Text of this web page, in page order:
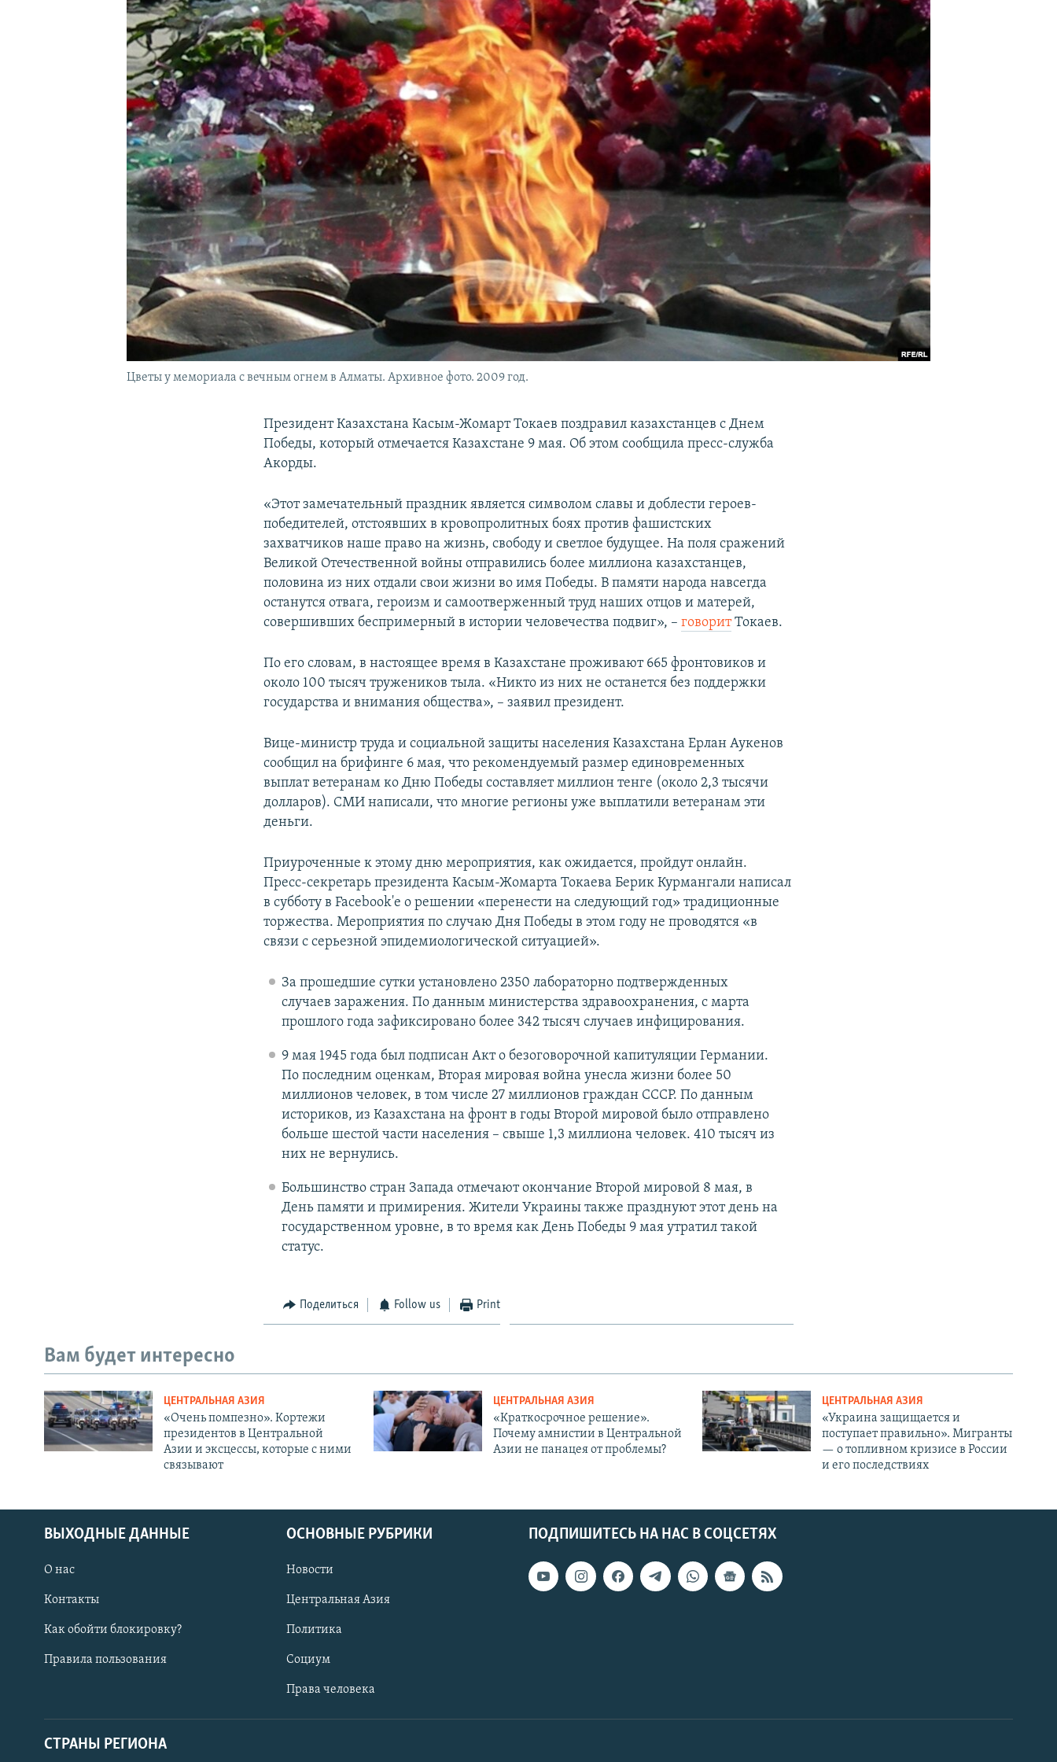
Цветы у мемориала с вечным огнем в Алматы. Архивное фото. 2009 год.
Президент Казахстана Касым-Жомарт Токаев поздравил казахстанцев с Днем
Победы, который отмечается Казахстане 9 мая. Об этом сообщила пресс-служба
Акорды.
«Этот замечательный праздник является символом славы и доблести героев-
победителей, отстоявших в кровопролитных боях против фашистских
захватчиков наше право на жизнь, свободу и светлое будущее. На поля сражений
Великой Отечественной войны отправились более миллиона казахстанцев,
половина из них отдали свои жизни во имя Победы. В памяти народа навсегда
останутся отвага, героизм и самоотверженный труд наших отцов и матерей,
совершивших беспримерный в истории человечества подвиг», –говоритТокаев.
По его словам, в настоящее время в Казахстане проживают 665 фронтовиков и
около 100 тысяч тружеников тыла. «Никто из них не останется без поддержки
государства и внимания общества», – заявил президент.
Вице-министр труда и социальной защиты населения Казахстана Ерлан Аукенов
сообщил на брифинге 6 мая, что рекомендуемый размер единовременных
выплат ветеранам ко Дню Победы составляет миллион тенге (около 2,3 тысячи
долларов). СМИ написали, что многие регионы уже выплатили ветеранам эти
деньги.
Приуроченные к этому дню мероприятия, как ожидается, пройдут онлайн.
Пресс-секретарь президента Касым-Жомарта Токаева Берик Курмангали написал
в субботу в Facebook'е о решении «перенести на следующий год» традиционные
торжества. Мероприятия по случаю Дня Победы в этом году не проводятся «в
связи с серьезной эпидемиологической ситуацией».
За прошедшие сутки установлено 2350 лабораторно подтвержденных
случаев заражения. По данным министерства здравоохранения, с марта
прошлого года зафиксировано более 342 тысяч случаев инфицирования.
9 мая 1945 года был подписан Акт о безоговорочной капитуляции Германии.
По последним оценкам, Вторая мировая война унесла жизни более 50
миллионов человек, в том числе 27 миллионов граждан СССР. По данным
историков, из Казахстана на фронт в годы Второй мировой было отправлено
больше шестой части населения – свыше 1,3 миллиона человек. 410 тысяч из
них не вернулись.
Большинство стран Запада отмечают окончание Второй мировой 8 мая, в
День памяти и примирения. Жители Украины также празднуют этот день на
государственном уровне, в то время как День Победы 9 мая утратил такой
статус.
Поделиться Follow us Print
Вам будет интересно
ЦЕНТРАЛЬНАЯ АЗИЯ
«Очень помпезно». Кортежи
президентов в Центральной
Азии и эксцессы, которые с ними
связывают
ЦЕНТРАЛЬНАЯ АЗИЯ
«Краткосрочное решение».
Почему амнистии в Центральной
Азии не панацея от проблемы?
ЦЕНТРАЛЬНАЯ АЗИЯ
«Украина защищается и
поступает правильно». Мигранты
— о топливном кризисе в России
и его последствиях
ПОДПИШИТЕСЬ НА НАС В СОЦСЕТЯХ
ВЫХОДНЫЕ ДАННЫЕ
О нас
Контакты
Как обойти блокировку?
Правила пользования
ОСНОВНЫЕ РУБРИКИ
Новости
Центральная Азия
Политика
Социум
Права человека
СТРАНЫ РЕГИОНА